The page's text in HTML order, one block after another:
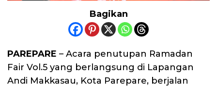
Bagikan
PAREPARE – Acara penutupan Ramadan
Fair Vol.5 yang berlangsung di Lapangan
Andi Makkasau, Kota Parepare, berjalan